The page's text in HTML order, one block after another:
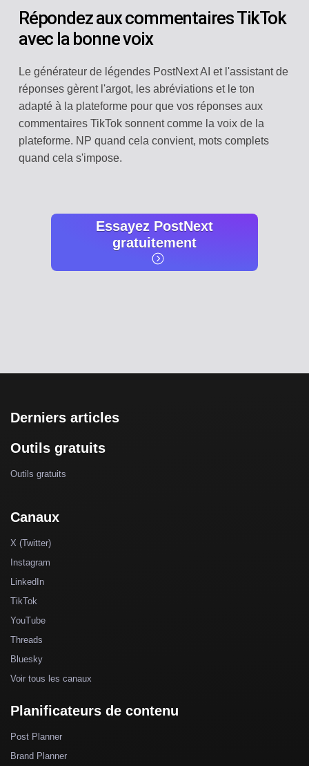
Répondez aux commentaires TikTok
avec la bonne voix
Le générateur de légendes PostNext AI et l'assistant de
réponses gèrent l'argot, les abréviations et le ton
adapté à la plateforme pour que vos réponses aux
commentaires TikTok sonnent comme la voix de la
plateforme. NP quand cela convient, mots complets
quand cela s'impose.
Essayez PostNext
gratuitement
Derniers articles
Outils gratuits
Outils gratuits
Canaux
X (Twitter)
Instagram
LinkedIn
TikTok
YouTube
Threads
Bluesky
Voir tous les canaux
Planificateurs de contenu
Post Planner
Brand Planner